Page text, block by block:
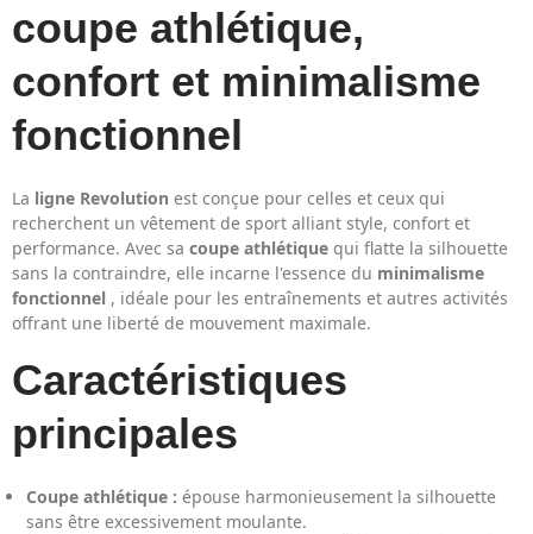
coupe athlétique,
confort et minimalisme
fonctionnel
La ligne Revolution est conçue pour celles et ceux qui
recherchent un vêtement de sport alliant style, confort et
performance. Avec sa coupe athlétique qui flatte la silhouette
sans la contraindre, elle incarne l'essence du minimalisme
fonctionnel , idéale pour les entraînements et autres activités
offrant une liberté de mouvement maximale.
Caractéristiques
principales
Coupe athlétique : épouse harmonieusement la silhouette
sans être excessivement moulante.